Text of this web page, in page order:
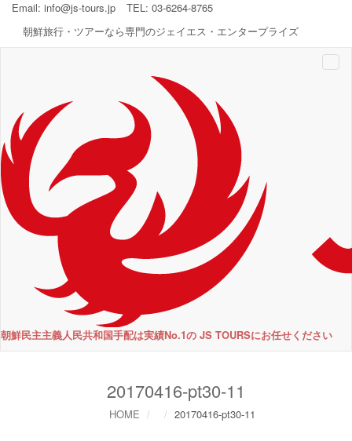
Email: info@js-tours.jp
TEL: 03-6264-8765
朝鮮旅行・ツアーなら専門のジェイエス・エンタープライズ
朝鮮民主主義人民共和国手配は実績No.1の JS TOURSにお任せください
20170416-pt30-11
HOME 20170416-pt30-11